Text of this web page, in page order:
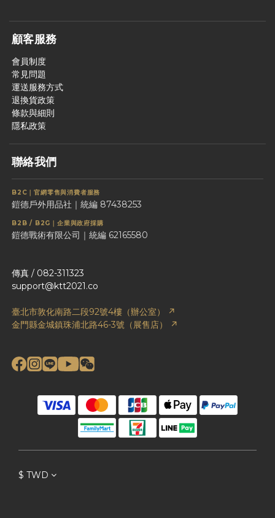
顧客服務
會員制度
常見問題
運送服務方式
退換貨政策
條款與細則
隱私政策
聯絡我們
B2C｜官網零售與消費者服務
鎧德戶外用品社｜統編 87438253
B2B / B2G｜企業與政府採購
鎧德戰術有限公司｜統編 62165580
傳真 / 082-311323
support@ktt2021.co
臺北市敦化南路二段92號4樓（辦公室） ↗
金門縣金城鎮珠浦北路46-3號（展售店） ↗
$ TWD